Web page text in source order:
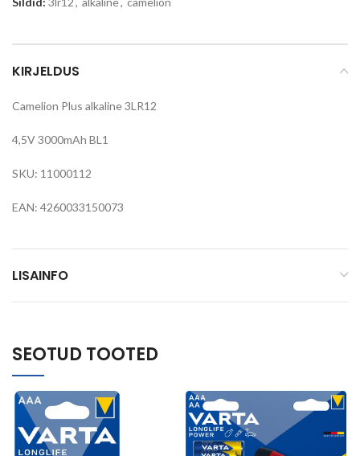
KIRJELDUS
Camelion Plus alkaline 3LR12
4,5V 3000mAh BL1
SKU: 11000112
EAN: 4260033150073
LISAINFO
SEOTUD TOOTED